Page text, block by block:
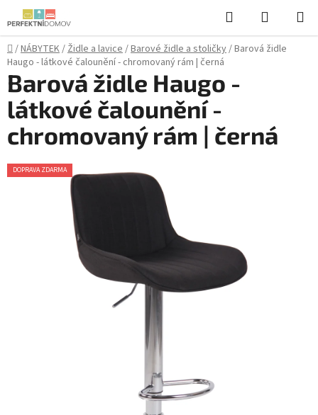
Přejít
na
obsah
Hledat
KOŠÍK
Domů
/NÁBYTEK/Židle a lavice/Barové židle a stoličky/Barová židle
Haugo - látkové čalounění - chromovaný rám | černá
Barová židle Haugo -
látkové čalounění -
chromovaný rám | černá
DOPRAVA ZDARMA